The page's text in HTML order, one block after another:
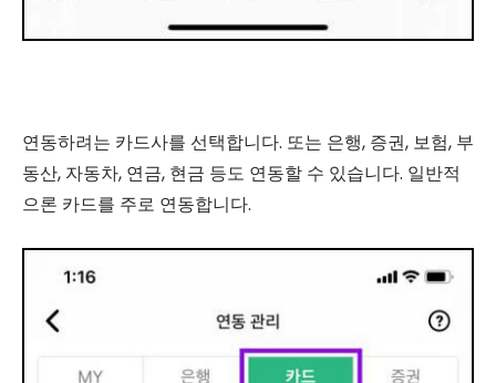
연동하려는 카드사를 선택합니다. 또는 은행, 증권, 보험, 부
동산, 자동차, 연금, 현금 등도 연동할 수 있습니다. 일반적
으론 카드를 주로 연동합니다.